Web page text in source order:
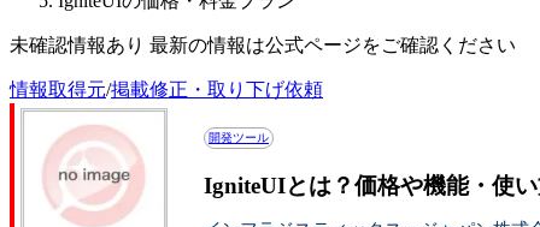
未確認情報あり 最新の情報は公式ページをご確認ください
情報取得元/掲載修正・取り下げ依頼
開発ツール
IgniteUIとは？価格や機能・使